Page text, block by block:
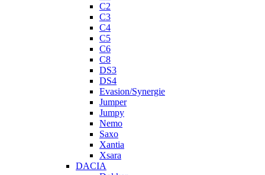
C2
C3
C4
C5
C6
C8
DS3
DS4
Evasion/Synergie
Jumper
Jumpy
Nemo
Saxo
Xantia
Xsara
DACIA